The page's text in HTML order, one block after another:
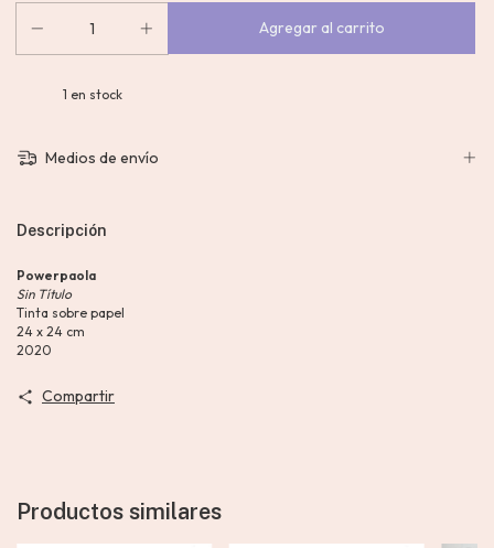
1 en stock
Medios de envío
Descripción
Powerpaola
Sin Título
Tinta sobre papel
24 x 24 cm
2020
Compartir
Productos similares